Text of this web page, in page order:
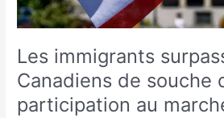
Les immigrants
Canadiens de souche
participation au
participation
au
marché
du
travail